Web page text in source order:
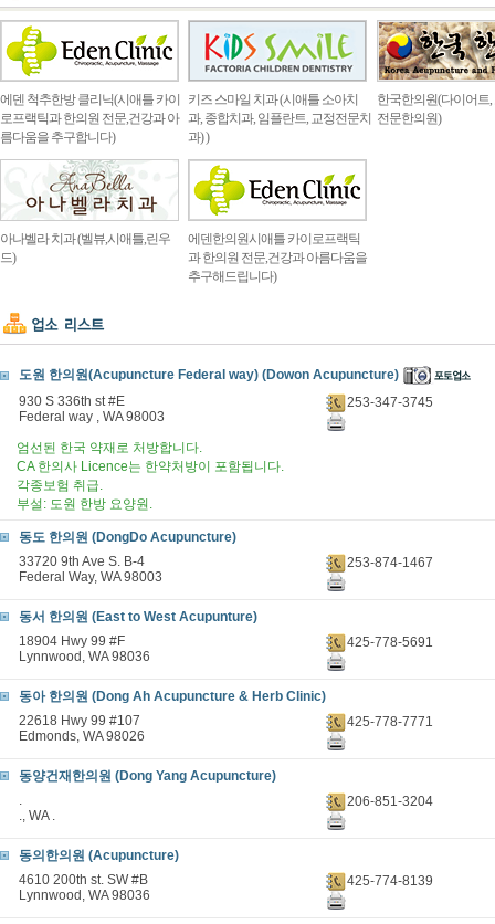
에덴 척추한방 클리닉(시애틀 카이
로프랙틱과 한의원 전문,건강과 아
름다움을 추구합니다)
키즈 스마일 치과 (시애틀 소아치
과, 종합치과, 임플란트, 교정전문치
과) )
한국한의원(다이어트,
전문한의원)
아나벨라 치과 (벨뷰,시애틀,린우
드)
에덴한의원시애틀 카이로프랙틱
과 한의원 전문,건강과 아름다움을
추구해드립니다)
도원 한의원(Acupuncture Federal way) (Dowon Acupuncture)
930 S 336th st #E
Federal way , WA 98003
253-347-3745
엄선된 한국 약재로 처방합니다.
CA 한의사 Licence는 한약처방이 포함됩니다.
각종보험 취급.
부설: 도원 한방 요양원.
동도 한의원 (DongDo Acupuncture)
33720 9th Ave S. B-4
Federal Way, WA 98003
253-874-1467
동서 한의원 (East to West Acupunture)
18904 Hwy 99 #F
Lynnwood, WA 98036
425-778-5691
동아 한의원 (Dong Ah Acupuncture & Herb Clinic)
22618 Hwy 99 #107
Edmonds, WA 98026
425-778-7771
동양건재한의원 (Dong Yang Acupuncture)
.
., WA .
206-851-3204
동의한의원 (Acupuncture)
4610 200th st. SW #B
Lynnwood, WA 98036
425-774-8139